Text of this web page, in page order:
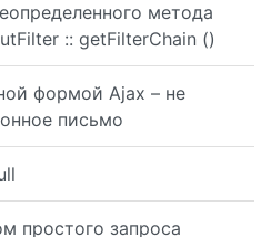
метода
:: getFilterChain ()
формой Ajax – не
письмо
простого запроса